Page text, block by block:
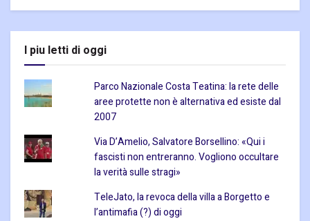
I piu letti di oggi
Parco Nazionale Costa Teatina: la rete delle
aree protette non è alternativa ed esiste dal
2007
Via D’Amelio, Salvatore Borsellino: «Qui i
fascisti non entreranno. Vogliono occultare
la verità sulle stragi»
TeleJato, la revoca della villa a Borgetto e
l’antimafia (?) di oggi